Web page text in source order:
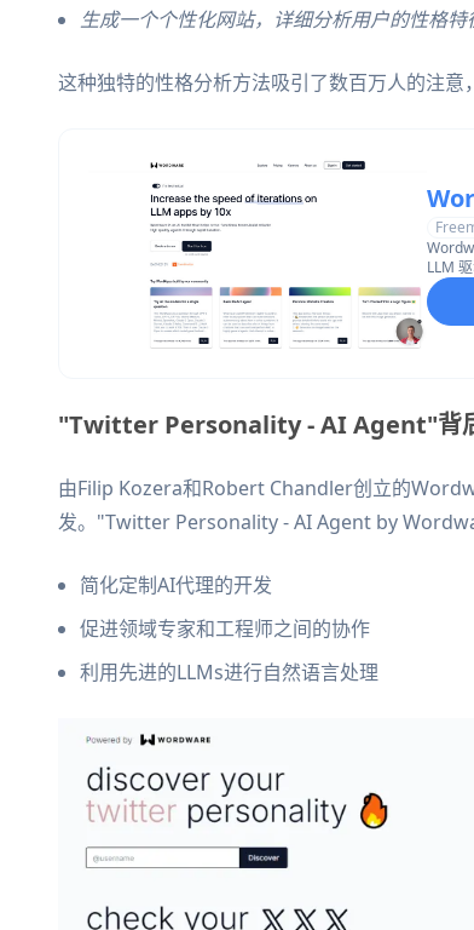
生成一个个性化网站，详细分析用户的性格特
这种独特的性格分析方法吸引了数百万人的注意
LLM
"Twitter Personality - AI Agent"背
由Filip Kozera和Robert Chandler创立的
发。"Twitter Personality - AI Agent by
简化定制AI代理的开发
促进领域专家和工程师之间的协作
利用先进的LLMs进行自然语言处理